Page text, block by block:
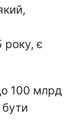
року, є
100 млрд